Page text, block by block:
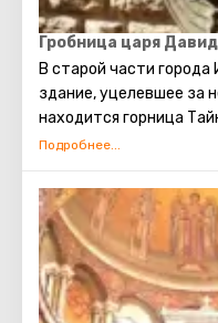
посещения туристами.
Гробница царя
В старой части
здание, уцелевшее за
находится горница
этого здания
объединил Израиль в
сделав Иерусалим его
Ковчег Завета на
передал своему сыну
необходимые чертежи
Храма. Его почитают